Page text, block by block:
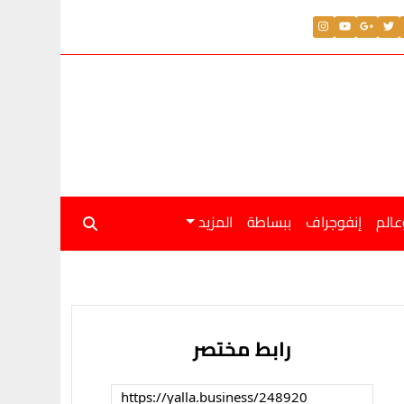
إنفوجراف ببساطة المزيد
رابط مختصر